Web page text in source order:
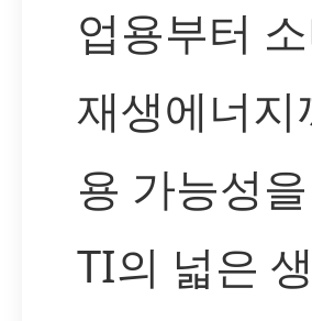
업용부터
재생에너
용 가능성
TI의 넓은